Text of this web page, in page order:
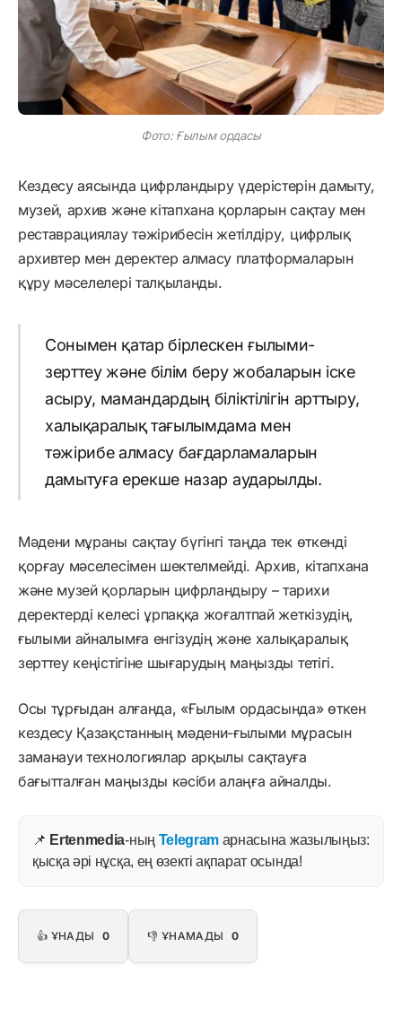
Фото: Ғылым ордасы
Кездесу аясында цифрландыру үдерістерін дамыту,
музей, архив және кітапхана қорларын сақтау мен
реставрациялау тәжірибесін жетілдіру, цифрлық
архивтер мен деректер алмасу платформаларын
құру мәселелері талқыланды.
Сонымен қатар бірлескен ғылыми-
зерттеу және білім беру жобаларын іске
асыру, мамандардың біліктілігін арттыру,
халықаралық тағылымдама мен
тәжірибе алмасу бағдарламаларын
дамытуға ерекше назар аударылды.
Мәдени мұраны сақтау бүгінгі таңда тек өткенді
қорғау мәселесімен шектелмейді. Архив, кітапхана
және музей қорларын цифрландыру – тарихи
деректерді келесі ұрпаққа жоғалтпай жеткізудің,
ғылыми айналымға енгізудің және халықаралық
зерттеу кеңістігіне шығарудың маңызды тетігі.
Осы тұрғыдан алғанда, «Ғылым ордасында» өткен
кездесу Қазақстанның мәдени-ғылыми мұрасын
заманауи технологиялар арқылы сақтауға
бағытталған маңызды кәсіби алаңға айналды.
📌 Ertenmedia-ның Telegram арнасына жазылыңыз:
қысқа әрі нұсқа, ең өзекті ақпарат осында!
👍 ҰНАДЫ 0 👎 ҰНАМАДЫ 0